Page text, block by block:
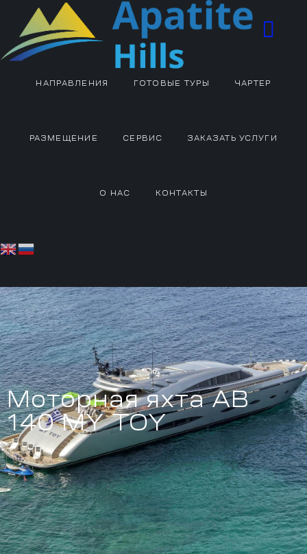
НАПРАВЛЕНИЯ ГОТОВЫЕ ТУРЫ ЧАРТЕР
РАЗМЕЩЕНИЕ СЕРВИС ЗАКАЗАТЬ УСЛУГИ
О НАС КОНТАКТЫ
Моторная яхта AB
140 MY TOY